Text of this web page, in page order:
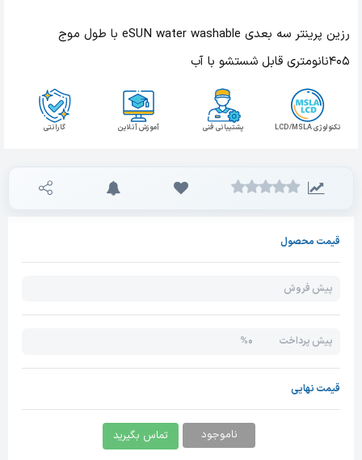
رزین پرینتر سه بعدی eSUN water washable با طول موج
405نانومتری قابل شستشو با آب
گارانتی آموزش آنلاین پشتیبانی فنی تکنولوژی LCD/MSLA
قیمت محصول
پیش فروش
پیش پرداخت 0%
قیمت نهایی
ناموجود تماس بگیرید